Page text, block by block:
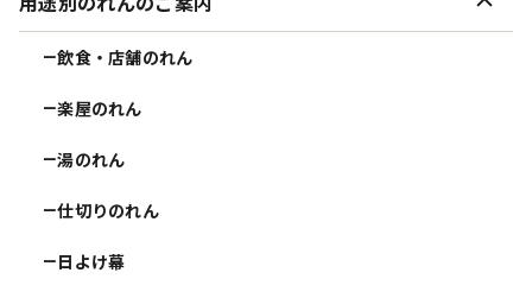
ー飲食・店舗のれん
ー楽屋のれん
ー湯のれん
ー仕切りのれん
ー日よけ幕